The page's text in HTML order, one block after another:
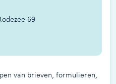
69
van brieven, formulieren,